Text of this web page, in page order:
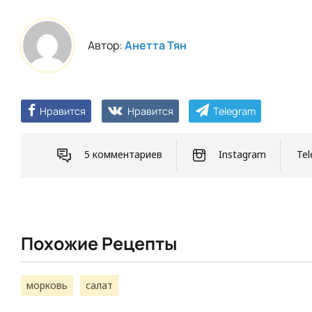
Автор:Анетта Тян
Нравится Нравится Telegram
5 комментариев Instagram
Похожие Рецепты
морковь салат